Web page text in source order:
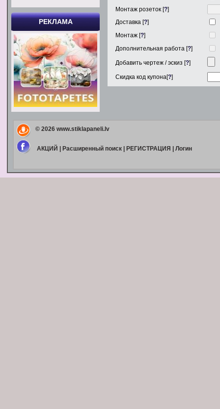
Монтаж розеток [?]
Доставка [?]
Монтаж [?]
Дополнительная работа [?]
Добавить чертеж / эскиз [?]
Скидка код купона[?]
РЕКЛАМА
© 2026 www.stiklapaneli.lv
АКЦИЙ Расширенный поиск| РЕГИСТРАЦИЯ Логин